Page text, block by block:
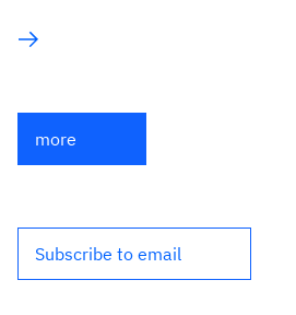
more
Subscribe to email